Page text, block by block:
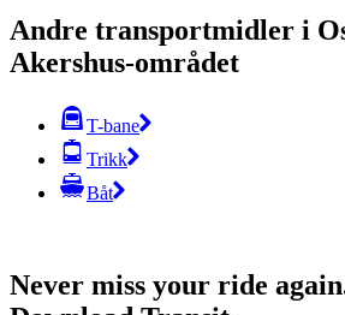
Andre transportmidler i
Akershus-området
T-bane
Trikk
Båt
Never miss your ride